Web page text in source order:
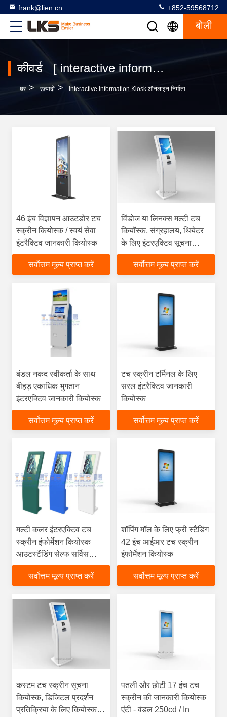
frank@lien.cn +852-59568712
बोली
कीवर्ड [ interactive information kiosk ] मिलान 120 उत्पादों
घर > उत्पादों > Interactive Information Kiosk ऑनलाइन निर्माता
46 इंच विज्ञापन आउटडोर टच
स्क्रीन कियोस्क / स्वयं सेवा
इंटरैक्टिव जानकारी कियोस्क
सर्वोत्तम मूल्य प्राप्त करें
विंडोज या लिनक्स मल्टी टच
कियॉस्क, संग्रहालय, थियेटर
के लिए इंटरएक्टिव सूचना
कियॉस्क
सर्वोत्तम मूल्य प्राप्त करें
बंडल नकद स्वीकर्ता के साथ
बीहड़ एकाधिक भुगतान
इंटरएक्टिव जानकारी कियोस्क
सर्वोत्तम मूल्य प्राप्त करें
टच स्क्रीन टर्मिनल के लिए
सरल इंटरैक्टिव जानकारी
कियोस्क
सर्वोत्तम मूल्य प्राप्त करें
मल्टी कलर इंटरएक्टिव टच
स्क्रीन इंफोर्मेशन कियोस्क
आउटस्टैंडिंग सेल्फ सर्विस
टर्मिनल
सर्वोत्तम मूल्य प्राप्त करें
शॉपिंग मॉल के लिए फ्री स्टैंडिंग
42 इंच आईआर टच स्क्रीन
इंफोर्मेशन कियोस्क
सर्वोत्तम मूल्य प्राप्त करें
कस्टम टच स्क्रीन सूचना
कियोस्क, डिजिटल प्रदर्शन
प्रतिक्रिया के लिए कियोस्क
पतली और छोटी 17 इंच टच
स्क्रीन की जानकारी कियोस्क
एंटी - वंडल 250cd / In